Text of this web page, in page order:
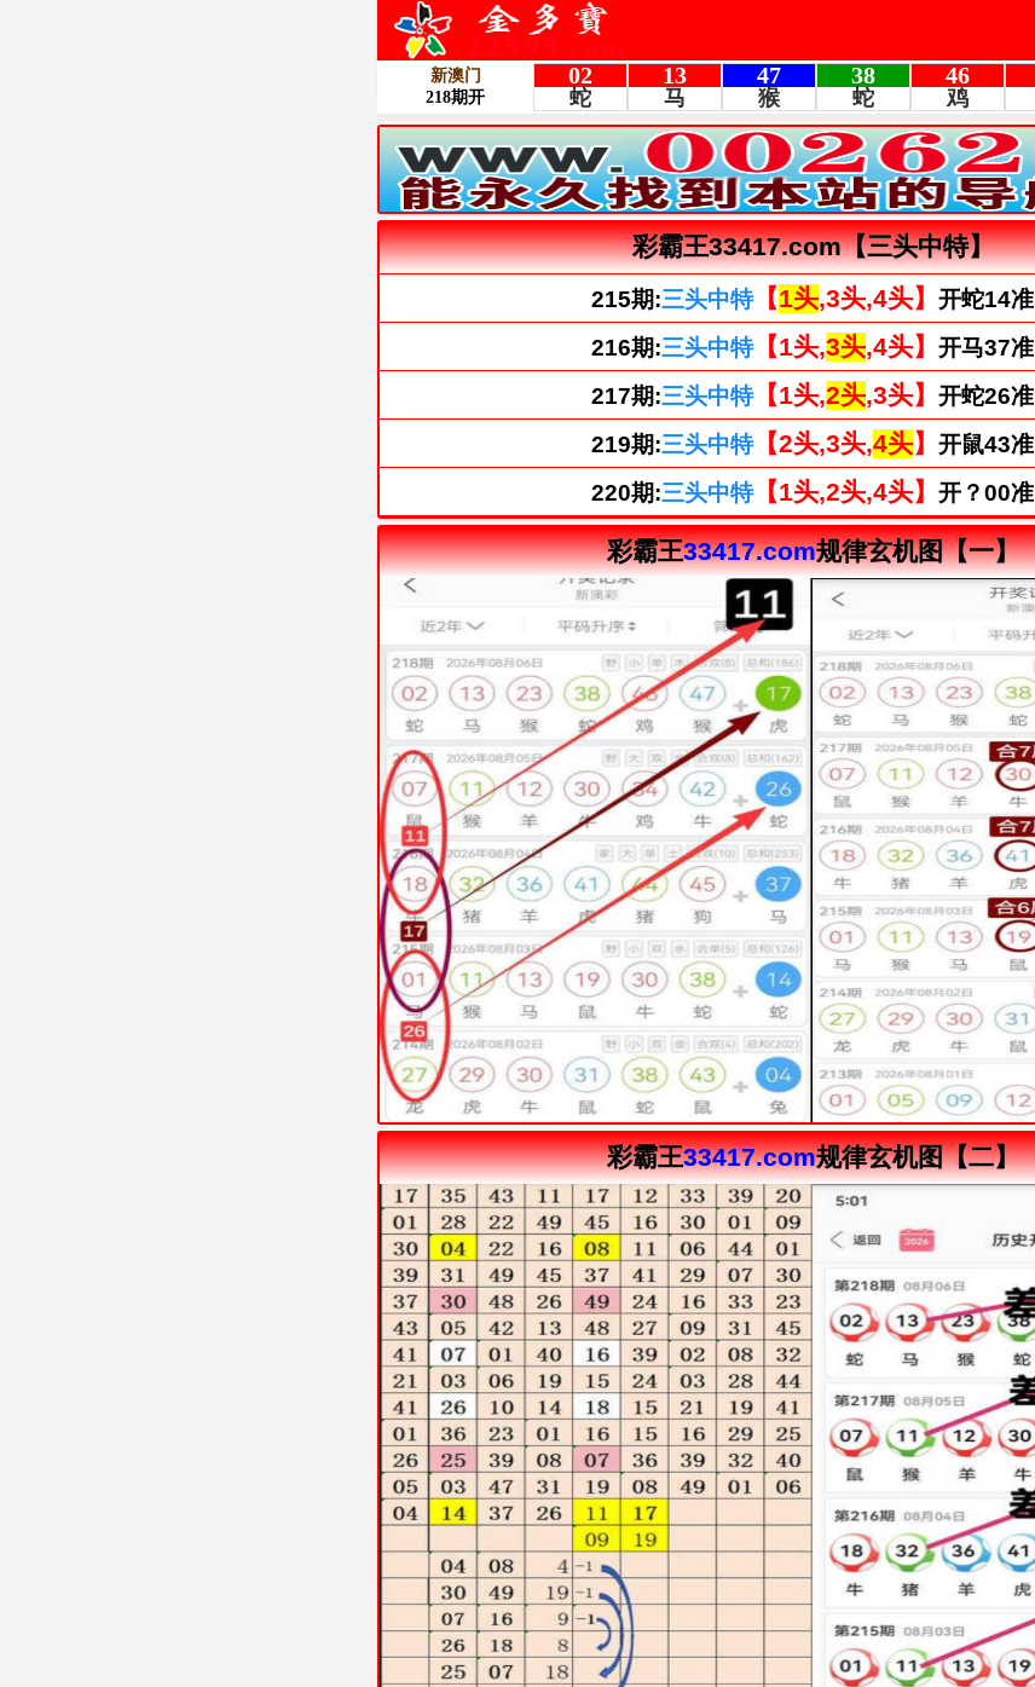
彩霸王33417.com【三头中特】
215期:三头中特【1头,3头,4头】 开蛇14准
216期:三头中特【1头,3头,4头】 开马37准
217期:三头中特【1头,2头,3头】 开蛇26准
219期:三头中特【2头,3头,4头】 开鼠43准
220期:三头中特【1头,2头,4头】 开？00准
彩霸王33417.com规律玄机图【一】
彩霸王33417.com规律玄机图【二】